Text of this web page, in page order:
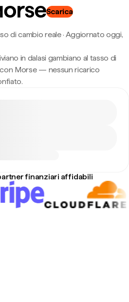
Scarica
di cambio reale· Aggiornato oggi,
in dalasi gambiano al tasso di
Morse — nessun ricarico
finanziari affidabili